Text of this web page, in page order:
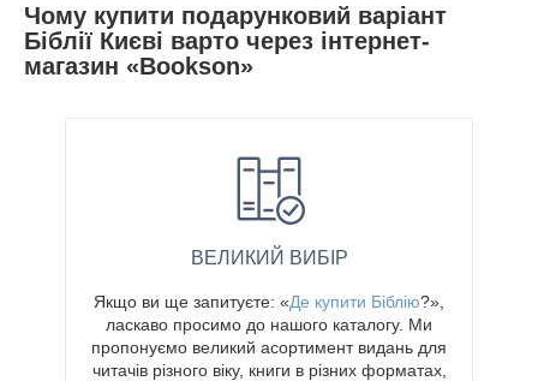
Чому купити подарунковий варіант
Біблії Києві варто через інтернет-
магазин «Bookson»
ВЕЛИКИЙ ВИБІР
Якщо ви ще запитуєте: «Де купити Біблію?»,
ласкаво просимо до нашого каталогу. Ми
пропонуємо великий асортимент видань для
читачів різного віку, книги в різних форматах,